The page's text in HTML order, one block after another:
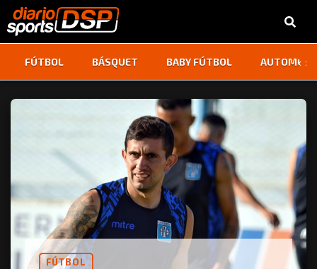
FÚTBOL BÁSQUET BABY FÚTBOL ‹ ›
FÚTBOL